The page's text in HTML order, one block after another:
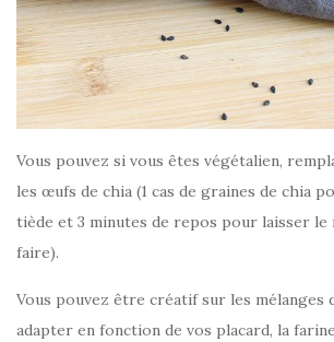
Vous pouvez si vous êtes végétalien,
les œufs de chia (1 cas de graines de chia
tiède et 3 minutes de repos pour laisser le
faire).
Vous pouvez être créatif sur les mélanges
adapter en fonction de vos placard, la